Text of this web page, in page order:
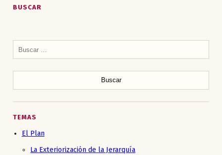
BUSCAR
TEMAS
El Plan
La Exteriorización de la Jerarquía